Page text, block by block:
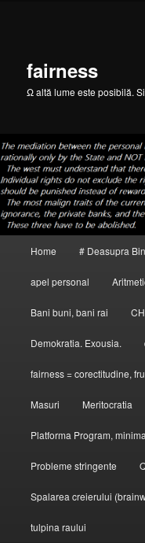
fairness
Ω altă lume este posibilă.
Home # Deasupra
apel personal
Bani buni, bani rai
Demokratia. Exousia.
fairness = corectitudine,
Masuri Meritocratia
Platforma Program,
Probleme stringente
Spalarea creierului
tulpina raului